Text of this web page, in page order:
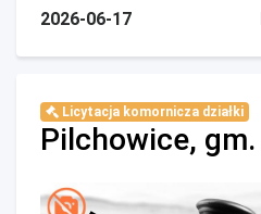
2026-06-17
Licytacja komornicza działki
Pilchowice,